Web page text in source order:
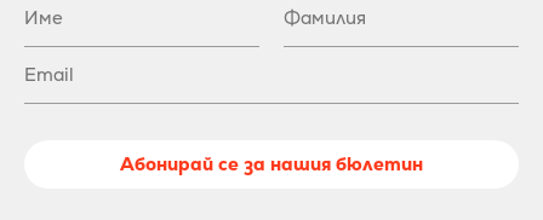
Абонирай се за нашия бюлетин